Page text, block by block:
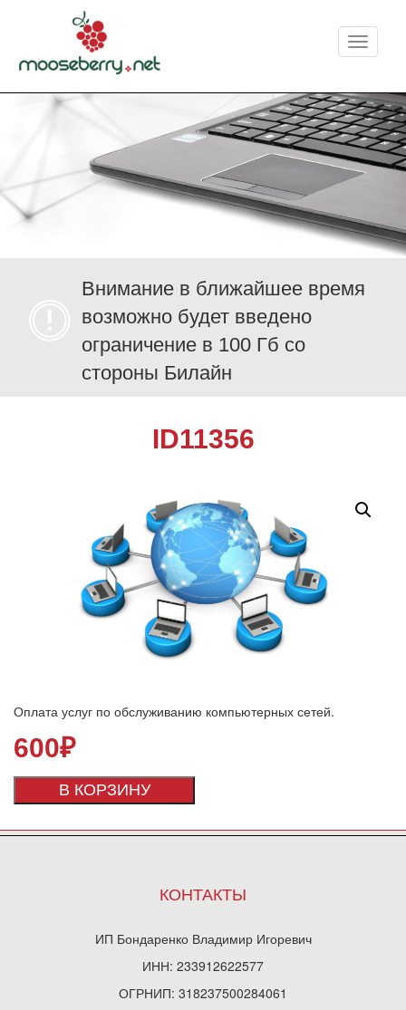
Меню
Внимание в ближайшее время
возможно будет введено
ограничение в 100 Гб со
стороны Билайн
ID11356
Оплата услуг по обслуживанию компьютерных сетей.
600₽
В КОРЗИНУ
КОНТАКТЫ
ИП Бондаренко Владимир Игоревич
ИНН: 233912622577
ОГРНИП: 318237500284061